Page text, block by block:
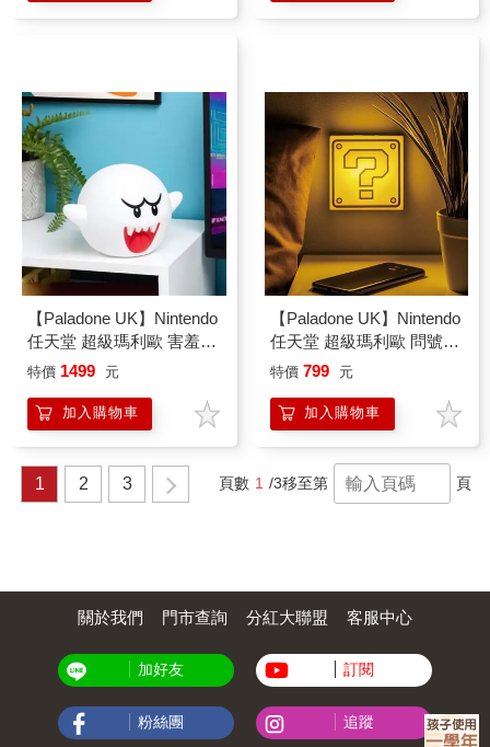
【Paladone UK】Nintendo
任天堂 超級瑪利歐 害羞幽
靈造型 矽膠拍拍小夜燈
特價 1499 元
加入購物車
【Paladone UK】Nintendo
任天堂 超級瑪利歐 問號磚
感應小夜燈
特價 799 元
加入購物車
1 2 3 頁數 1 /3移至第 頁
關於我們 門市查詢 分紅大聯盟 客服中心
加好友 訂閱
粉絲團 追蹤